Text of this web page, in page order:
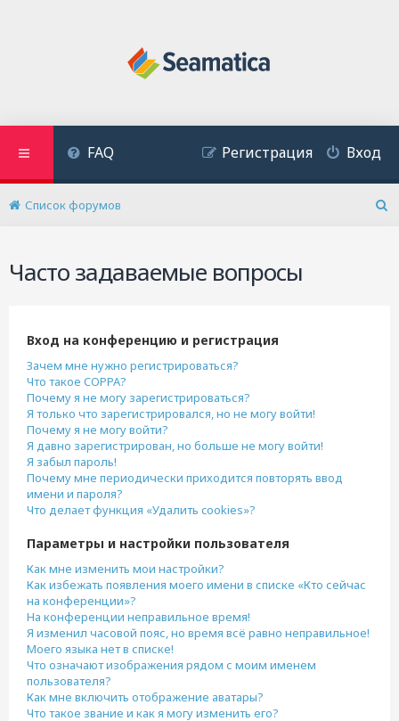
FAQ Вход
Регистрация
Список форумов
Часто задаваемые вопросы
Вход на конференцию и регистрация
Зачем мне нужно регистрироваться?
Что такое COPPA?
Почему я не могу зарегистрироваться?
Я только что зарегистрировался, но не могу войти!
Почему я не могу войти?
Я давно зарегистрирован, но больше не могу войти!
Я забыл пароль!
Почему мне периодически приходится повторять ввод
имени и пароля?
Что делает функция «Удалить cookies»?
Параметры и настройки пользователя
Как мне изменить мои настройки?
Как избежать появления моего имени в списке «Кто сейчас
на конференции»?
На конференции неправильное время!
Я изменил часовой пояс, но время всё равно неправильное!
Моего языка нет в списке!
Что означают изображения рядом с моим именем
пользователя?
Как мне включить отображение аватары?
Что такое звание и как я могу изменить его?